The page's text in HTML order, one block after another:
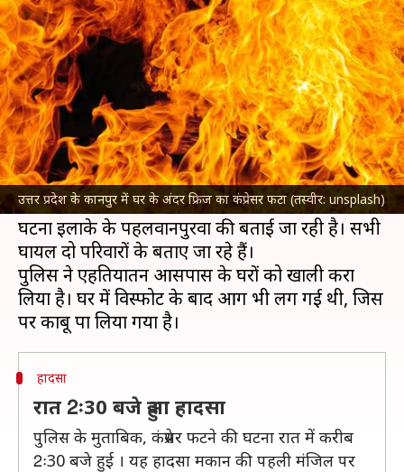
उत्तर प्रदेश के कानपुर में घर के अंदर फ्रिज का कंप्रेसर फटा (तस्वीर: unsplash)
उत्तर प्रदेश: कानपुर में फ्रिज फटा, दो
परिवारों के 7 लोग हुए घायल
लेखन गजेंद्र May 09, 2023 12:43 pm
क्या है खबर?
उत्तर प्रदेशमेंकानपुरके नवाबगंज में घर के अंदर रखे फ्रिज
का कंप्रेसर अचानक फट गया, जिसकी चपेट में आने से 7
लोग घायल हो गए। इनमें 2 की हालत गंभीर है।
घटना इलाके के पहलवानपुरवा की बताई जा रही है। सभी
घायल दो परिवारों के बताए जा रहे हैं।
पुलिस ने एहतियातन आसपास के घरों को खाली करा
लिया है। घर में विस्फोट के बाद आग भी लग गई थी, जिस
हादसा
रात 2ः30 बजे हुआ हादसा
पुलिस के मुताबिक, कंप्रेसर फटने की घटना रात में करीब
2ः30 बजे हुई । यह हादसा मकान की पहली मंजिल पर